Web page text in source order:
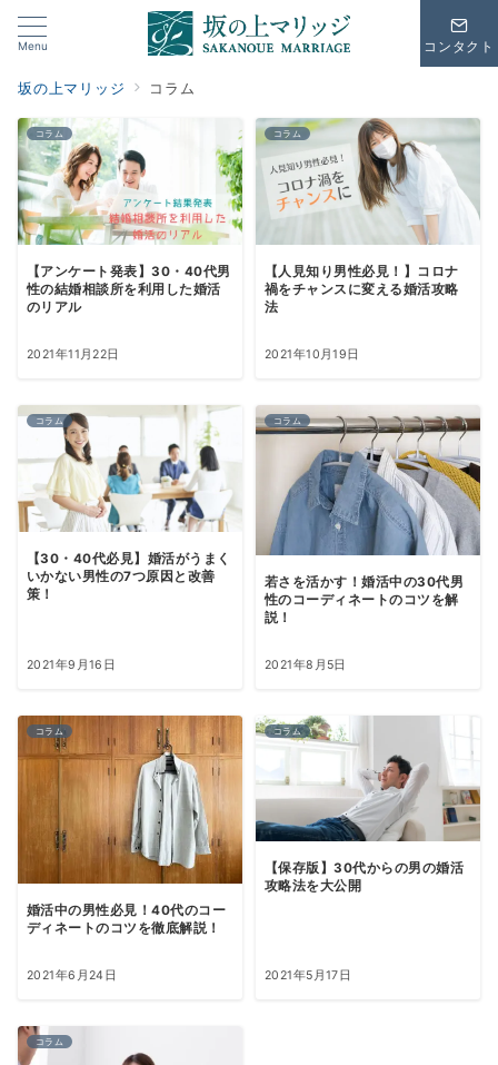
Menu コンタクト
坂の上マリッジ コラム
コラム
【アンケート発表】30・40代男
性の結婚相談所を利用した婚活
のリアル
2021年11月22日
コラム
【人見知り男性必見！】コロナ
禍をチャンスに変える婚活攻略
法
2021年10月19日
コラム
【30・40代必見】婚活がうまく
いかない男性の7つ原因と改善
策！
2021年9月16日
コラム
若さを活かす！婚活中の30代男
性のコーディネートのコツを解
説！
2021年8月5日
コラム
婚活中の男性必見！40代のコー
ディネートのコツを徹底解説！
2021年6月24日
コラム
【保存版】30代からの男の婚活
攻略法を大公開
2021年5月17日
コラム